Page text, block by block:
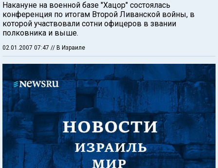
Накануне на военной базе "Хацор" состоялась
конференция по итогам Второй Ливанской войны, в
которой участвовали сотни офицеров в звании
полковника и выше.
02.01.2007 07:47 // В Израиле